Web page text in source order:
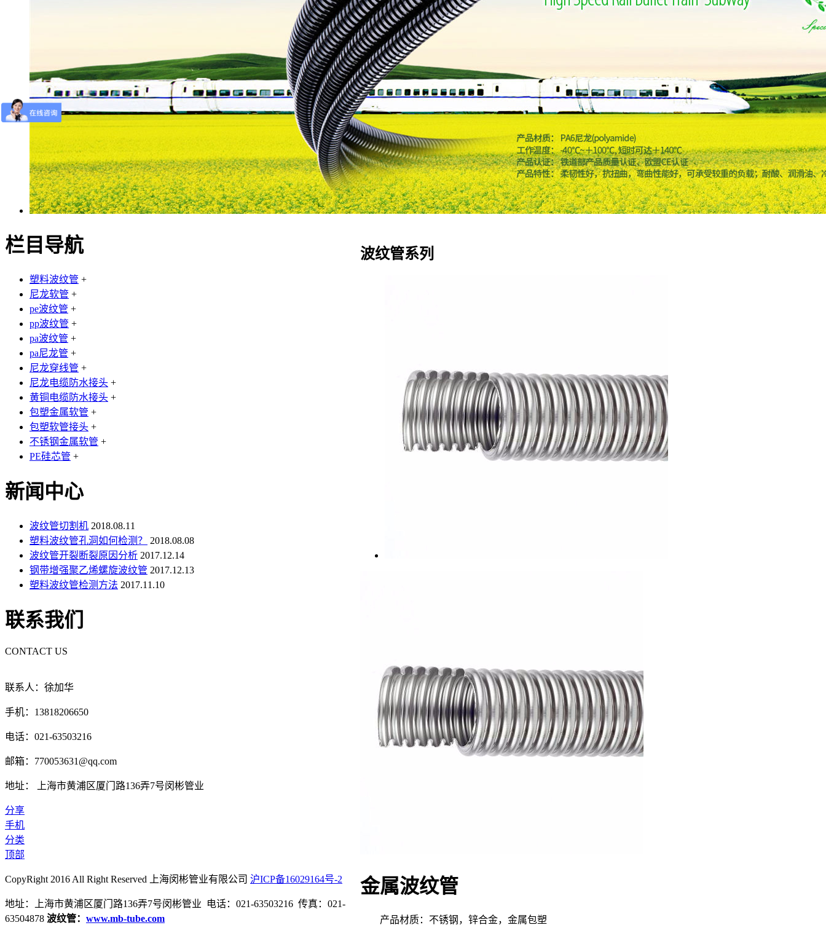
波纹管系列
金属波纹管
产品材质：不锈钢，锌合金，金属包塑
栏目导航
塑料波纹管 +
尼龙软管 +
pe波纹管 +
pp波纹管 +
pa波纹管 +
pa尼龙管 +
尼龙穿线管 +
尼龙电缆防水接头 +
黄铜电缆防水接头 +
包塑金属软管 +
包塑软管接头 +
不锈钢金属软管 +
PE硅芯管 +
新闻中心
波纹管切割机 2018.08.11
塑料波纹管孔洞如何检测？
2018.08.08
波纹管开裂断裂原因分析 2017.12.14
钢带增强聚乙烯螺旋波纹管 2017.12.13
塑料波纹管检测方法 2017.11.10
联系我们
CONTACT US
联系人：徐加华
手机：13818206650
电话：021-63503216
邮箱：770053631@qq.com
地址： 上海市黄浦区厦门路136弄7号闵彬管业
分享
手机
分类
顶部
CopyRight 2016 All Right Reserved 上海闵彬管业有限公司 沪ICP备16029164号-2
地址：上海市黄浦区厦门路136弄7号闵彬管业 电话：021-63503216 传真：021-
63504878 波纹管： www.mb-tube.com